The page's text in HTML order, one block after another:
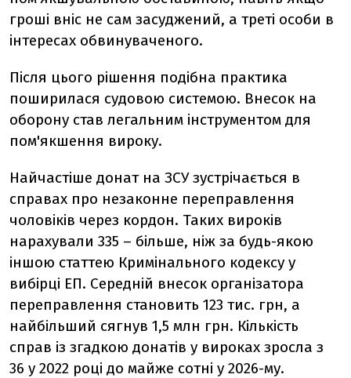
гроші вніс не сам засуджений, а треті особи в
інтересах обвинуваченого.
Після цього рішення подібна практика
поширилася судовою системою. Внесок на
оборону став легальним інструментом для
пом'якшення вироку.
Найчастіше донат на ЗСУ зустрічається в
справах про незаконне переправлення
чоловіків через кордон. Таких вироків
нарахували 335 – більше, ніж за будь-якою
іншою статтею Кримінального кодексу у
вибірці ЕП. Середній внесок організатора
переправлення становить 123 тис. грн, а
найбільший сягнув 1,5 млн грн. Кількість
справ із згадкою донатів у вироках зросла з
36 у 2022 році до майже сотні у 2026-му.